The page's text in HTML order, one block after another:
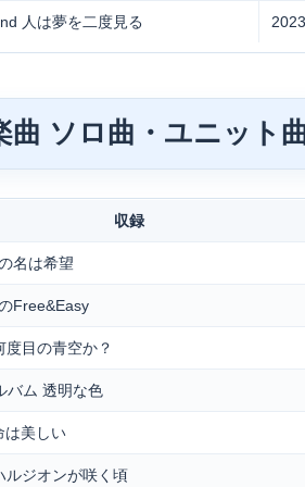
人は夢を二度見る 2023
曲 ソロ曲・ユニット
収録
名は希望
Free&Easy
度目の青空か？
バム 透明な色
は美しい
ルジオンが咲く頃